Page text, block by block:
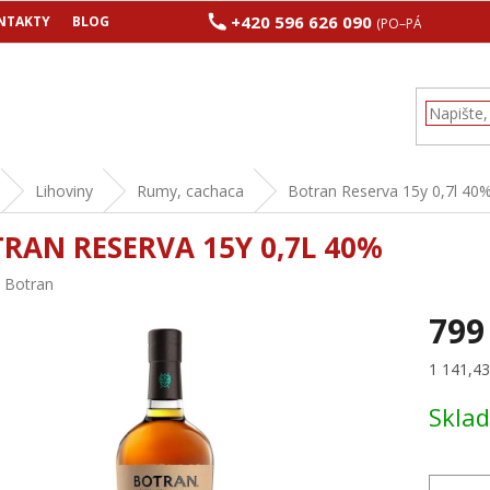
BLOG +420 596 626 090 (PO–PÁ 8:00–17:00)
Lihoviny Rumy, cachaca Botran Reserva 15y 0,7l 40%
RESERVA 15Y 0,7L 40%
Botran
Měrná
1